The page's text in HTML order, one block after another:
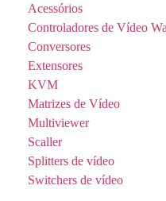
Acessórios
Controladores de Vídeo
Conversores
Extensores
KVM
Matrizes de Vídeo
Multiviewer
Scaller
Splitters de vídeo
Switchers de vídeo